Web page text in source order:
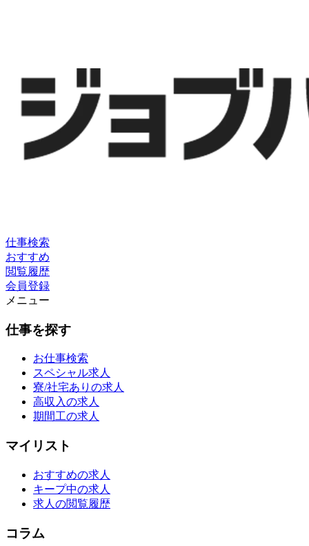
仕事検索
おすすめ
閲覧履歴
会員登録
メニュー
仕事を探す
お仕事検索
スペシャル求人
寮/社宅ありの求人
高収入の求人
期間工の求人
マイリスト
おすすめの求人
キープ中の求人
求人の閲覧履歴
コラム